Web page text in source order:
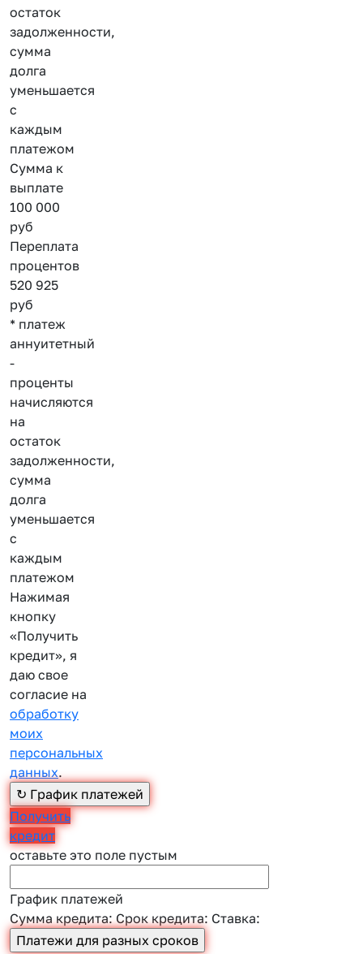
остаток
задолженности,
сумма
долга
уменьшается
с
каждым
платежом
Сумма к
выплате
100 000
руб
Переплата
процентов
520 925
руб
* платеж
аннуитетный
-
проценты
начисляются
на
остаток
задолженности,
сумма
долга
уменьшается
с
каждым
платежом
Нажимая
кнопку
«Получить
кредит», я
даю свое
согласие на
обработку
моих
персональных
данных.
Получить
кредит
оставьте это поле пустым
График платежей
Сумма кредита:Срок кредита: Ставка: